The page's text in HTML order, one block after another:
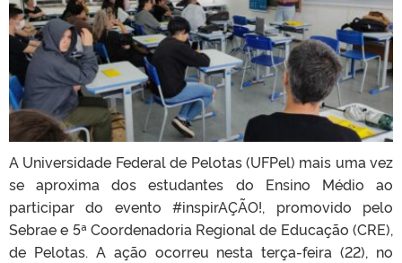
A Universidade Federal de Pelotas (UFPel) mais uma vez
se aproxima dos estudantes do Ensino Médio ao
participar do evento #inspirAÇÃO!, promovido pelo
Sebrae e 5ª Coordenadoria Regional de Educação (CRE),
de Pelotas. A ação ocorreu nesta terça-feira (22), no